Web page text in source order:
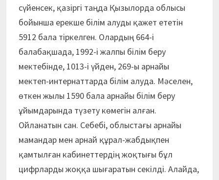
сүйенсек, қазіргі таңда Қызылорда облысы
бойынша ерекше білім алуды қажет ететін
5912 бала тіркелген. Олардың 664-і
балабақшада, 1992-і жалпы білім беру
мектебінде, 1013-і үйден, 269-ы арнайы
мектеп-интернаттарда білім алуда. Мәселен,
өткен жылы 1590 бала арнайы білім беру
ұйымдарында түзету көмегін алған.
Ойланатын сан. Себебі, облыстағы арнайы
мамандар мен арнай құрал-жабдықпен
қамтылған кабинеттердің жоқтығы бұл
цифрларды жоққа шығаратын секілді. Алайда,